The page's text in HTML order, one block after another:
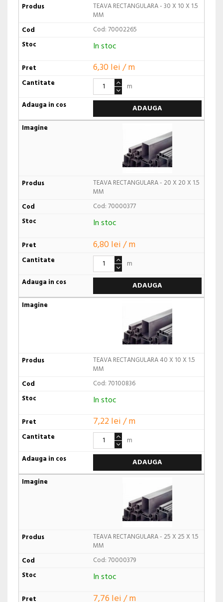
TEAVA RECTANGULARA - 30 X 10 X 1.5
MM
Cod: 70002265
In stoc
6,30 lei / m
m
ADAUGA
TEAVA RECTANGULARA - 20 X 20 X 1.5
MM
Cod: 70000377
In stoc
6,80 lei / m
m
ADAUGA
TEAVA RECTANGULARA 40 X 10 X 1.5
MM
Cod: 70100836
In stoc
7,22 lei / m
m
ADAUGA
TEAVA RECTANGULARA - 25 X 25 X 1.5
MM
Cod: 70000379
In stoc
7,76 lei / m